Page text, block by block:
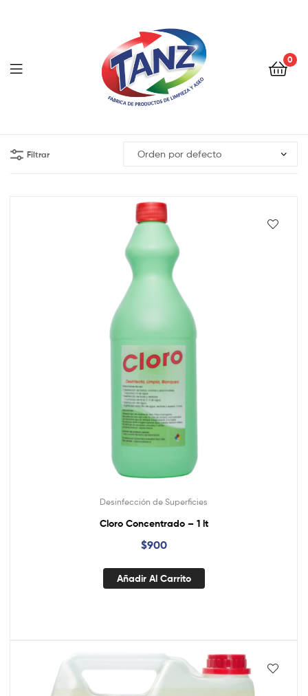
0
Filtrar
Desinfección de Superficies
Cloro Concentrado – 1 lt
$900
Añadir Al Carrito